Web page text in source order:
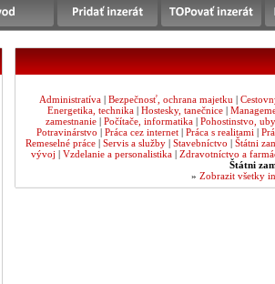
Administratíva | Bezpečnosť, ochrana majetku |
Energetika, technika| Hostesky, tanečnice|
zamestnanie | Počítače, informatika | Pohostinstvo,
Potravinárstvo | Práca cez internet | Práca s realitami |
Remeselné práce | Servis a služby | Stavebníctvo | Štátni
vývoj | Vzdelanie a personalistika| Zdravotníctvo a
Štátni
» Zobrazit všetky